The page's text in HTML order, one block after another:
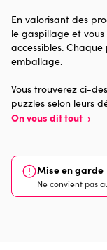
Provenance
Dimensions
En valorisant des
le gaspillage et
accessibles. Chaque
emballage.
Vous trouverez ci-
puzzles selon leurs
On vous dit tout ›
Mise en garde
Ne convient pas